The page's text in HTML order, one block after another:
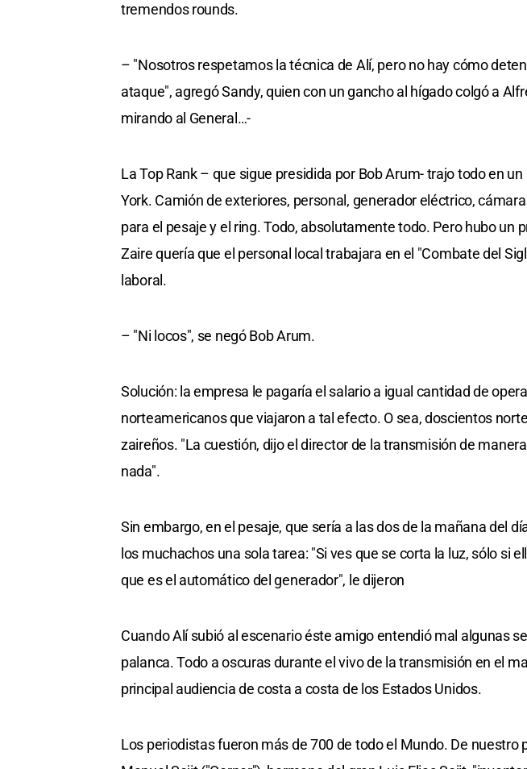
tremendos rounds.
– "Nosotros respetamos la técnica de Alí, pero no hay cómo
ataque", agregó Sandy, quien con un gancho al hígado colgó a
mirando al General…-
La Top Rank – que sigue presidida por Bob Arum- trajo todo en
York. Camión de exteriores, personal, generador eléctrico,
para el pesaje y el ring. Todo, absolutamente todo. Pero hubo un
Zaire quería que el personal local trabajara en el "Combate del
laboral.
– "Ni locos", se negó Bob Arum.
Solución: la empresa le pagaría el salario a igual cantidad de
norteamericanos que viajaron a tal efecto. O sea, doscientos
zaireños. "La cuestión, dijo el director de la transmisión de
nada".
Sin embargo, en el pesaje, que sería a las dos de la mañana del
los muchachos una sola tarea: "Si ves que se corta la luz, sólo si
que es el automático del generador", le dijeron
Cuando Alí subió al escenario éste amigo entendió mal algunas
palanca. Todo a oscuras durante el vivo de la transmisión en el
principal audiencia de costa a costa de los Estados Unidos.
Los periodistas fueron más de 700 de todo el Mundo. De nuestro